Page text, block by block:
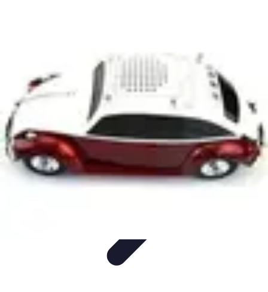
Chocolats de Pâques